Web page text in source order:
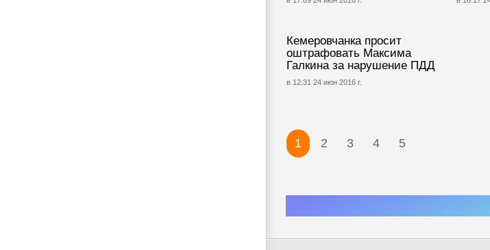
Кемеровчанка просит
оштрафовать Максима
Галкина за нарушение ПДД
в 12:31 24 июн 2016 г.
1 2 3 4 5